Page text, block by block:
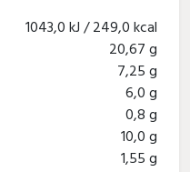
1043,0 kJ / 249,0 kcal
20,67 g
7,25 g
6,0 g
0,8 g
10,0 g
1,55 g